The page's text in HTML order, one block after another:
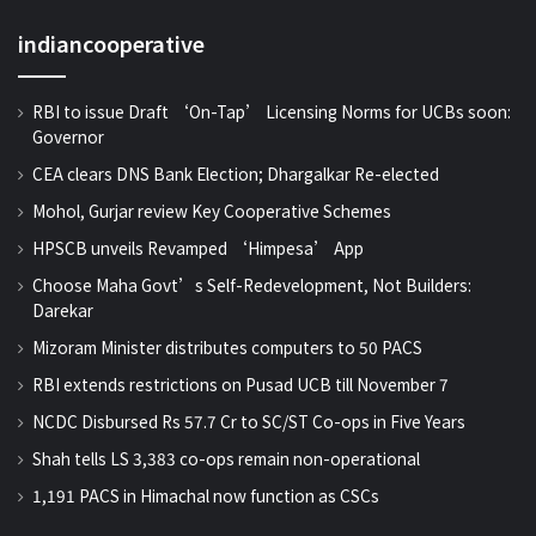
indiancooperative
RBI to issue Draft ‘On-Tap’ Licensing Norms for UCBs soon:
Governor
CEA clears DNS Bank Election; Dhargalkar Re-elected
Mohol, Gurjar review Key Cooperative Schemes
HPSCB unveils Revamped ‘Himpesa’ App
Choose Maha Govt’s Self-Redevelopment, Not Builders:
Darekar
Mizoram Minister distributes computers to 50 PACS
RBI extends restrictions on Pusad UCB till November 7
NCDC Disbursed Rs 57.7 Cr to SC/ST Co-ops in Five Years
Shah tells LS 3,383 co-ops remain non-operational
1,191 PACS in Himachal now function as CSCs